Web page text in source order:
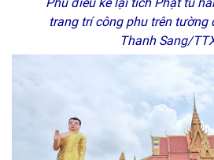
trang trí công phu trên tường
Thanh Sang/